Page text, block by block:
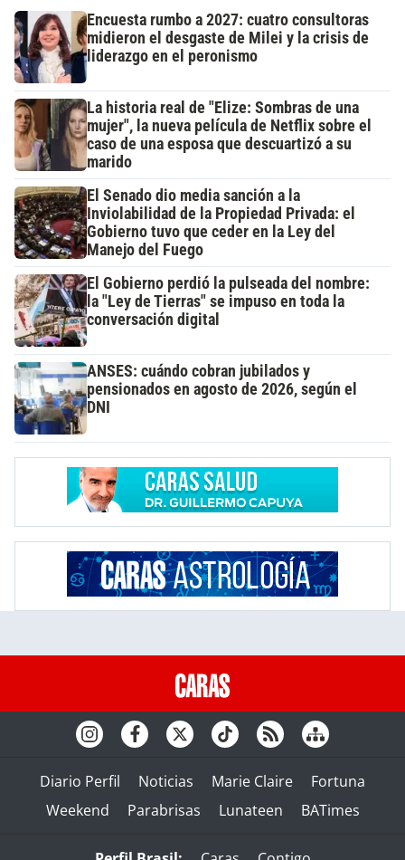
Encuesta rumbo a 2027: cuatro consultoras
midieron el desgaste de Milei y la crisis de
liderazgo en el peronismo
La historia real de "Elize: Sombras de una
mujer", la nueva película de Netflix sobre el
caso de una esposa que descuartizó a su
marido
El Senado dio media sanción a la
Inviolabilidad de la Propiedad Privada: el
Gobierno tuvo que ceder en la Ley del
Manejo del Fuego
El Gobierno perdió la pulseada del nombre:
la "Ley de Tierras" se impuso en toda la
conversación digital
ANSES: cuándo cobran jubilados y
pensionados en agosto de 2026, según el
DNI
Diario Perfil Noticias Marie Claire
Fortuna
Weekend
Parabrisas Lunateen BATimes